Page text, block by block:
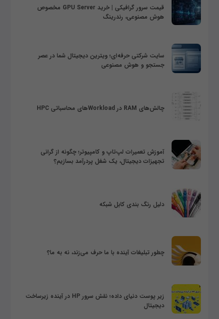
قیمت سرور گرافیکی | خرید GPU Server مخصوص
هوش مصنوعی، رندرینگ
سایت شرکتی حرفه‌ای؛ ویترین دیجیتال شما در عصر
جستجو و هوش مصنوعی
چالش‌های RAM در Workloadهای محاسباتی HPC
آموزش تعمیرات لپ‌تاپ و کامپیوتر؛ چگونه از گرانی
تجهیزات دیجیتال، یک شغل پردرآمد بسازیم؟
دلیل رنگ بندی کابل شبکه
چطور تبلیغات آینده با ما حرف می‌زند، نه به ما؟
زیر پوست دنیای داده؛ نقش سرور HP در آینده زیرساخت
دیجیتال